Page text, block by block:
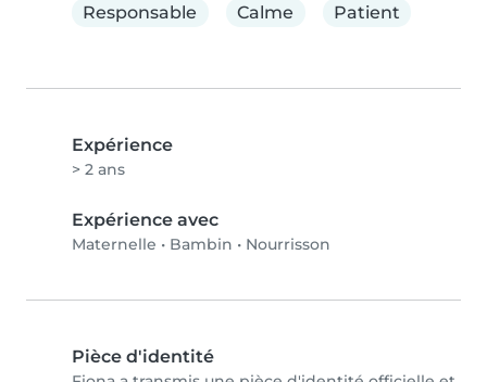
Responsable
Calme Patient
Expérience
> 2 ans
Expérience avec
Maternelle • Bambin • Nourrisson
Pièce d'identité